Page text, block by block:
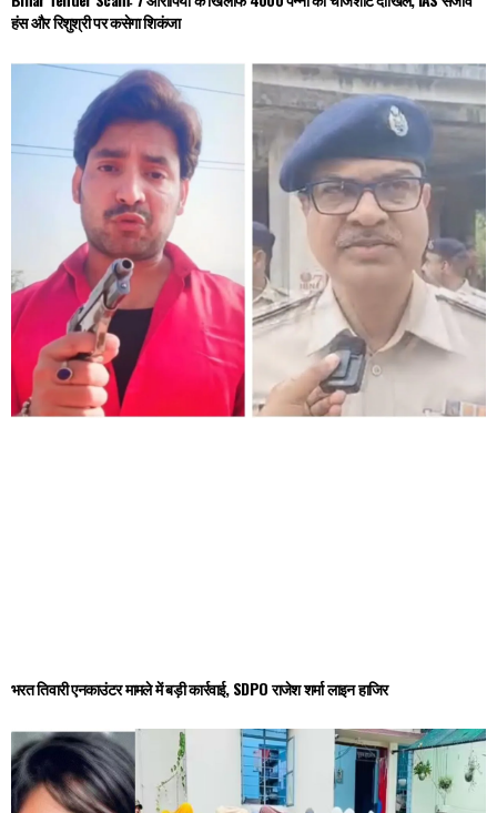
हंस और रिशुश्री पर कसेगा शिकंजा
भरत तिवारी एनकाउंटर मामले में बड़ी कार्रवाई, SDPO राजेश शर्मा लाइन हाजिर